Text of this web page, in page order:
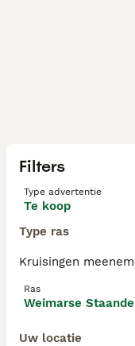
Filters
Type advertentie
Te koop
Type ras
Kruisingen
Ras
Weimarse
Uw locatie